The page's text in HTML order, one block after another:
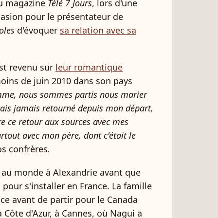
magazine Télé 7 Jours, lors d'une
pour le présentateur de
d'évoquer sa relation avec sa
revenu sur leur romantique
de juin 2010 dans son pays
nous sommes partis nous marier
jamais retourné depuis mon départ,
ce retour aux sources avec mes
avec mon père, dont c'était le
confrères.
monde à Alexandrie avant que
s'installer en France. La famille
avant de partir pour le Canada
d'Azur, à Cannes, où Nagui a